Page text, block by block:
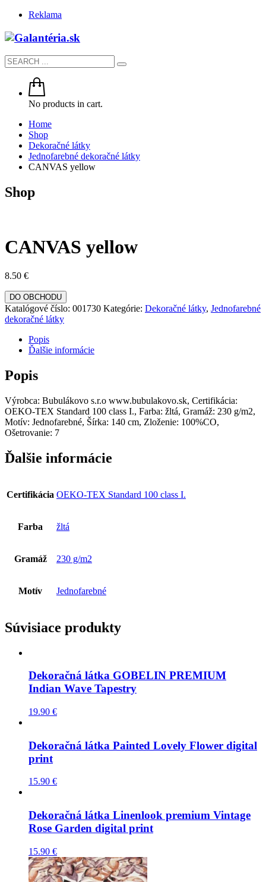
Reklama
No products in cart.
Home
Shop
Dekoračné látky
Jednofarebné dekoračné látky
CANVAS yellow
Shop
CANVAS yellow
8.50 €
DO OBCHODU
Katalógové číslo: 001730 Kategórie: Dekoračné látky, Jednofarebné
dekoračné látky
Popis
Ďalšie informácie
Popis
Výrobca: Bubulákovo s.r.o www.bubulakovo.sk, Certifikácia:
OEKO-TEX Standard 100 class I., Farba: žltá, Gramáž: 230 g/m2,
Motív: Jednofarebné, Šírka: 140 cm, Zloženie: 100%CO,
Ošetrovanie: 7
Ďalšie informácie
Certifikácia OEKO-TEX Standard 100 class I.
Farba žltá
Gramáž 230 g/m2
Motív Jednofarebné
Súvisiace produkty
Dekoračná látka GOBELIN PREMIUM
Indian Wave Tapestry
19.90 €
Dekoračná látka Painted Lovely Flower digital
print
15.90 €
Dekoračná látka Linenlook premium Vintage
Rose Garden digital print
15.90 €